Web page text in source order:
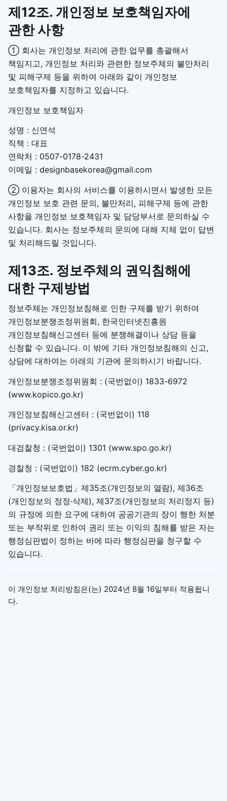
제12조. 개인정보 보호책임자에
관한 사항
① 회사는 개인정보 처리에 관한 업무를 총괄해서
책임지고, 개인정보 처리와 관련한 정보주체의 불만처리
및 피해구제 등을 위하여 아래와 같이 개인정보
보호책임자를 지정하고 있습니다.
개인정보 보호책임자
성명 : 신연석
직책 : 대표
연락처 : 0507-0178-2431
이메일 : designbasekorea@gmail.com
② 이용자는 회사의 서비스를 이용하시면서 발생한 모든
개인정보 보호 관련 문의, 불만처리, 피해구제 등에 관한
사항을 개인정보 보호책임자 및 담당부서로 문의하실 수
있습니다. 회사는 정보주체의 문의에 대해 지체 없이 답변
및 처리해드릴 것입니다.
제13조. 정보주체의 권익침해에
대한 구제방법
정보주체는 개인정보침해로 인한 구제를 받기 위하여
개인정보분쟁조정위원회, 한국인터넷진흥원
개인정보침해신고센터 등에 분쟁해결이나 상담 등을
신청할 수 있습니다. 이 밖에 기타 개인정보침해의 신고,
상담에 대하여는 아래의 기관에 문의하시기 바랍니다.
개인정보분쟁조정위원회 : (국번없이) 1833-6972
(www.kopico.go.kr)
개인정보침해신고센터 : (국번없이) 118
(privacy.kisa.or.kr)
대검찰청 : (국번없이) 1301 (www.spo.go.kr)
경찰청 : (국번없이) 182 (ecrm.cyber.go.kr)
「개인정보보호법」제35조(개인정보의 열람), 제36조
(개인정보의 정정·삭제), 제37조(개인정보의 처리정지 등)
의 규정에 의한 요구에 대하여 공공기관의 장이 행한 처분
또는 부작위로 인하여 권리 또는 이익의 침해를 받은 자는
행정심판법이 정하는 바에 따라 행정심판을 청구할 수
있습니다.
이 개인정보 처리방침은(는) 2024년 8월 16일부터 적용됩니
다.